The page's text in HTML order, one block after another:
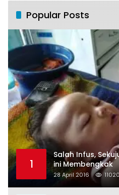
Popular Posts
1
Salah Infus,
ini Membengkak
28 April 2016